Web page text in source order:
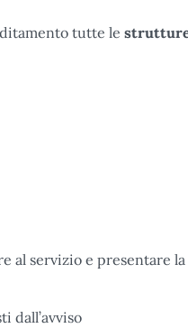
tutte le
al servizio e presentare
dall’avviso